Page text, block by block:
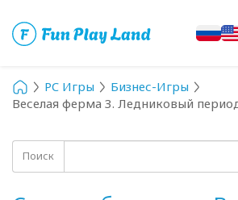
PC Игры
Бизнес-Игры
Веселая ферма 3. Ледниковый
Поиск